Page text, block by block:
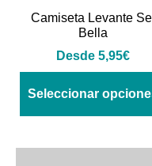
Camiseta Levante
Bella
Desde 5,95€
Seleccionar